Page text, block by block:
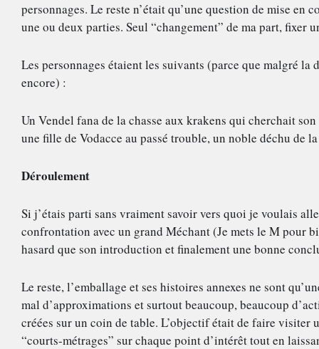
personnages. Le reste n’était qu’une question de mise en
une ou deux parties. Seul “changement” de ma part, fixer
Les personnages étaient les suivants (parce que malgré la
encore) :
Un Vendel fana de la chasse aux krakens qui cherchait
une fille de Vodacce au passé trouble, un noble déchu de
Déroulement
Si j’étais parti sans vraiment savoir vers quoi je voulais
confrontation avec un grand Méchant (Je mets le M pour
hasard que son introduction et finalement une bonne
Le reste, l’emballage et ses histoires annexes ne sont
mal d’approximations et surtout beaucoup, beaucoup
créées sur un coin de table. L’objectif était de faire visiter
“courts-métrages” sur chaque point d’intérêt tout en